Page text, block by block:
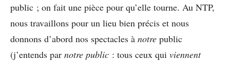
public ; on fait une pièce pour qu’elle tourne. Au NTP,
nous travaillons pour un lieu bien précis et nous
donnons d’abord nos spectacles à notre public
(j’entends par notre public : tous ceux qui viennent